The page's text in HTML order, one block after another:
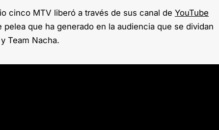
cinco MTV liberó a través de sus canal de YouTube
pelea que ha generado en la audiencia que se dividan
Team Nacha.